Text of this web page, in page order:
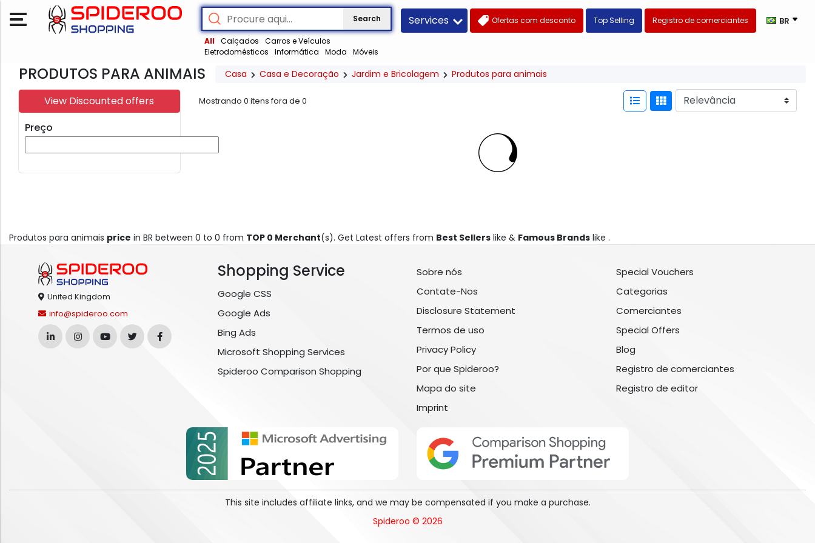
Search
All Calçados
Carros e Veículos
Eletrodomésticos
Informática Moda Móveis
Services Ofertas com desconto Top Selling Registro de comerciantes BR
PRODUTOS PARA ANIMAIS Casa Casa e Decoração Jardim e Bricolagem Produtos para animais
View Discounted offers
Preço
Mostrando 0 itens fora de 0
Produtos para animais price in BR between 0 to 0 from TOP 0 Merchant(s). Get Latest offers from Best Sellers like & Famous Brands like .
United Kingdom
info@spideroo.com
Shopping Service
Google CSS
Google Ads
Bing Ads
Microsoft Shopping Services
Spideroo Comparison Shopping
Sobre nós
Contate-Nos
Disclosure Statement
Termos de uso
Privacy Policy
Por que Spideroo?
Mapa do site
Imprint
Special Vouchers
Categorias
Comerciantes
Special Offers
Blog
Registro de comerciantes
Registro de editor
This site includes affiliate links, and we may be compensated if you make a purchase.
Spideroo © 2026